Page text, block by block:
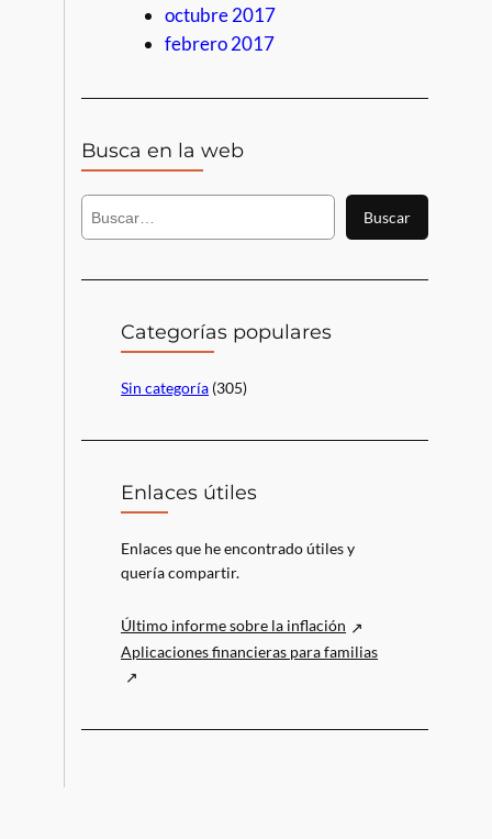
octubre 2017
febrero 2017
Busca en la web
B
c
Buscar
Categorías populares
Sin categoría (305)
Enlaces útiles
Enlaces que he encontrado útiles y
quería compartir.
Último informe sobre la inflación
Aplicaciones financieras para familias